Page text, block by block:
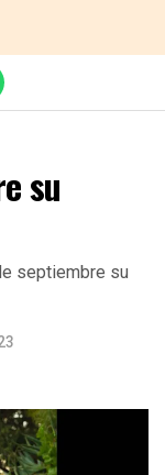
su
septiembre su